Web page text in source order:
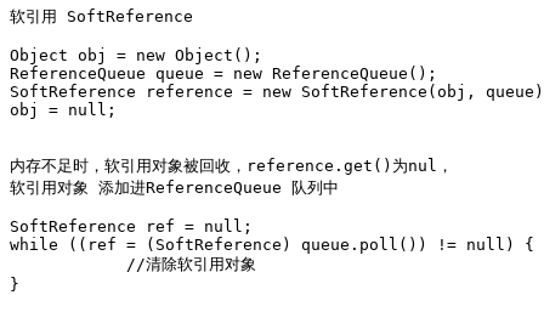
软引用 SoftReference
Object obj = new Object();
ReferenceQueue queue = new ReferenceQueue();
SoftReference reference = new SoftReference(obj,
obj = null;
内存不足时，软引用对象被回收，reference.get()为nul，
软引用对象 添加进ReferenceQueue 队列中
SoftReference ref = null;
while ((ref = (SoftReference) queue.poll()) != null) {
            //清除软引用对象
}